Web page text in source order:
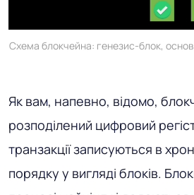
Схема блокчейна: генезис-блок,
Як вам, напевно, відомо,
розподілений цифровий
транзакції записуються в
порядку у вигляді блоків.